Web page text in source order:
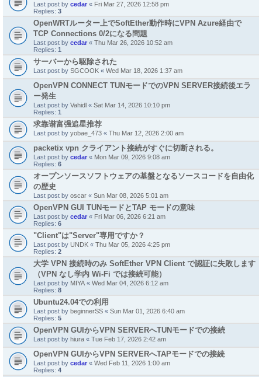
Last post by cedar « Fri Mar 27, 2026 12:58 pm
Replies: 3
OpenWRTルーター上でSoftEther動作時にVPN Azure経由で
TCP Connections 0/2になる問題
Last post by cedar « Thu Mar 26, 2026 10:52 am
Replies: 1
サーバーから駆除された
Last post by SGCOOK « Wed Mar 18, 2026 1:37 am
OpenVPN CONNECT TUNモードでのVPN SERVER接続後エラ
ー発生
Last post by Vahidl « Sat Mar 14, 2026 10:10 pm
Replies: 1
求靠谱富强追星推荐
Last post by yobae_473 « Thu Mar 12, 2026 2:00 am
packetix vpn クライアント接続がすぐに切断される。
Last post by cedar « Mon Mar 09, 2026 9:08 am
Replies: 6
オープンソースソフトウェアの基盤となるソースコードを自由化
の歴史
Last post by oscar « Sun Mar 08, 2026 5:01 am
OpenVPN GUI TUNモードとTAP モードの意味
Last post by cedar « Fri Mar 06, 2026 6:21 am
Replies: 6
"Client"は"Server"専用ですか？
Last post by UNDK « Thu Mar 05, 2026 4:25 pm
Replies: 2
大学 VPN 接続時のみ SoftEther VPN Client で認証に失敗します
（VPN なし学内 Wi-Fi では接続可能）
Last post by MIYA « Wed Mar 04, 2026 6:12 am
Replies: 8
Ubuntu24.04での利用
Last post by beginnerSS « Sun Mar 01, 2026 6:40 am
Replies: 5
OpenVPN GUIからVPN SERVERへTUNモードでの接続
Last post by hiura « Tue Feb 17, 2026 2:42 am
OpenVPN GUIからVPN SERVERへTAPモードでの接続
Last post by cedar « Wed Feb 11, 2026 1:00 am
Replies: 4